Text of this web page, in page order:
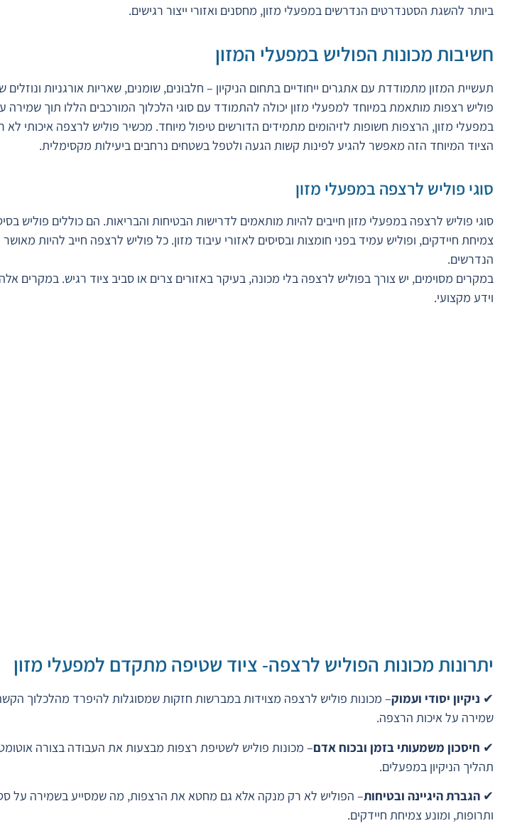
ביותר להשגת הסטנדרטים הנדרשים במפעלי מזון, מחסנים ואזורי ייצור רגישים.
חשיבות מכונות הפוליש במפעלי המזון
תעשיית המזון מתמודדת עם אתגרים ייחודיים בתחום הניקיון – חלבונים, שומנים, שאריות אורגניות
פוליש רצפות מותאמת במיוחד למפעלי מזון יכולה להתמודד עם סוגי הלכלוך המורכבים הללו תוך
במפעלי מזון, הרצפות חשופות לזיהומים מתמידים הדורשים טיפול מיוחד. מכשיר פוליש לרצפה
הציוד המיוחד הזה מאפשר להגיע לפינות קשות הגעה ולטפל בשטחים נרחבים ביעילות מקסימלית.
סוגי פוליש לרצפה במפעלי מזון
סוגי פוליש לרצפה במפעלי מזון חייבים להיות מותאמים לדרישות הבטיחות והבריאות. הם כוללים פוליש
צמיחת חיידקים, ופוליש עמיד בפני חומצות ובסיסים לאזורי עיבוד מזון. כל פוליש לרצפה חייב להיות
הנדרשים.
במקרים מסוימים, יש צורך בפוליש לרצפה בלי מכונה, בעיקר באזורים צרים או סביב ציוד רגיש. במקרים
וידע מקצועי.
יתרונות מכונות הפוליש לרצפה- ציוד שטיפה מתקדם למפעלי מזון
✔ ניקיון יסודי ועמוק– מכונות פוליש לרצפה מצוידות במברשות חזקות שמסוגלות להיפרד מהלכלוך הקשה
שמירה על איכות הרצפה.
✔ חיסכון משמעותי בזמן ובכוח אדם– מכונות פוליש לשטיפת רצפות מבצעות את העבודה בצורה
תהליך הניקיון במפעלים.
✔ הגברת היגיינה ובטיחות– הפוליש לא רק מנקה אלא גם מחטא את הרצפות, מה שמסייע בשמירה על
ותרופות, ומונע צמיחת חיידקים.